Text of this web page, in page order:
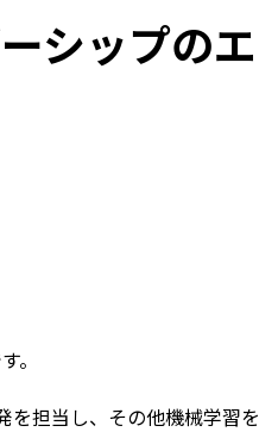
シップの
。
担当し、その他機械学習